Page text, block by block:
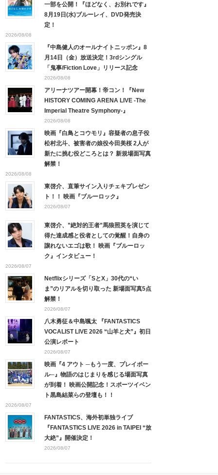
一部を公開！『ほどなく、お別れです』
8月19日(水)ブルーレイ、DVD発売決
定！
2026/08/08
『中島健人のオールナイトニッポン』8
月14日（金）放送決定！3rdシングル
「鬼事/Fiction Love」リリース記念
2026/08/08
アリーナツアー開幕！帝コン！『New
HISTORY COMING ARENA LIVE -The
Imperial Theatre Symphony-』
2026/08/08
映画『白鳥とコウモリ』容疑者の息子役
松村北斗、被害者の娘役今田美桜 2人が
新たに挑む役どころとは？ 新規場面写真
解禁！
2026/08/08
東啓介、直筆サイン入りチェキプレゼン
ト！！ 映画『ブルーロック』
2026/08/07
東啓介、”絶対的王者”馬狼照英を演じて
得た達成感と役者としての覚醒！自身の
譲れないエゴは歌！ 映画『ブルーロッ
ク』インタビュー！
2026/08/07
Netflixシリーズ「SとX」30代の“い
ま”のリアルを切り取った 新場面写真5点
解禁！
2026/08/07
八木勇征＆中島颯太 『FANTASTICS
VOCALIST LIVE 2026 “山羊と犬”』初日
公演レポート
2026/08/07
映画『4 アウト ─もう一度、プレイボー
ル─』物語のはじまりを感じる場面写真
が到着！ 映画公開記念！スポーツイベン
ト黒島結菜らの登壇も！！
2026/08/07
FANTASTICS、海外初単独ライブ
『FANTASTICS LIVE 2026 in TAIPEI “放
大絶”』開催決定！
2026/08/07